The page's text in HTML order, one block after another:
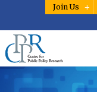
Join Us